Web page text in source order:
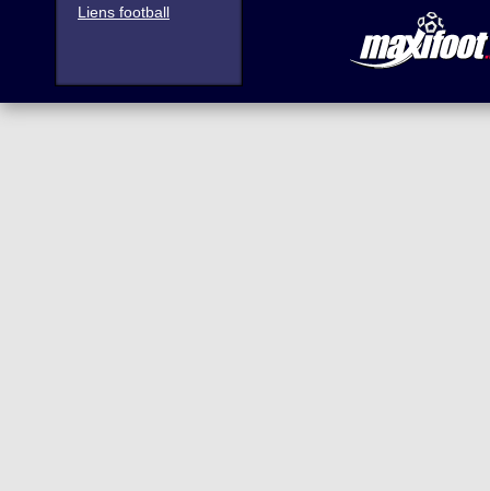
Liens football